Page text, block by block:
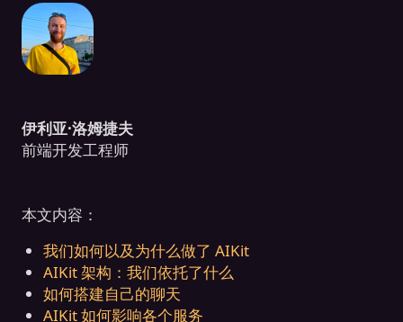
伊利亚·洛姆捷夫
前端开发工程师
本文内容：
我们如何以及为什么做了 AIKit
AIKit 架构：我们依托了什么
如何搭建自己的聊天
AIKit 如何影响各个服务